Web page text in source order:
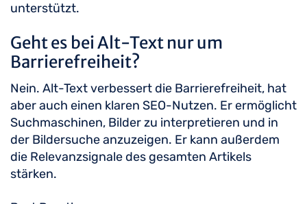
unterstützt.
Geht es bei Alt-Text nur um
Barrierefreiheit?
Nein. Alt-Text verbessert die Barrierefreiheit, hat
aber auch einen klaren SEO-Nutzen. Er ermöglicht
Suchmaschinen, Bilder zu interpretieren und in
der Bildersuche anzuzeigen. Er kann außerdem
die Relevanzsignale des gesamten Artikels
stärken.